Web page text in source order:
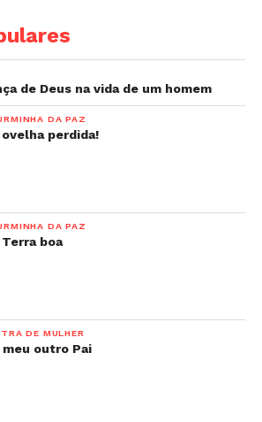
de Deus na vida de um homem
DA PAZ
ovelha perdida!
DA PAZ
Terra boa
DE MULHER
meu outro Pai